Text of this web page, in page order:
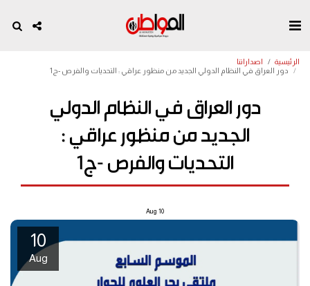
الرئيسية
اصداراتنا
دور العراق في النظام الدولي الجديد من منظور عراقي : التحديات والفرص -ج1
دور العراق في النظام الدولي
الجديد من منظور عراقي :
التحديات والفرص -ج1
10
Aug
10
Aug